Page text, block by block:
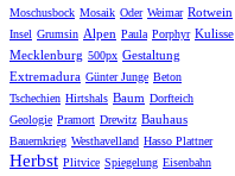
Moschusbock Mosaik Oder Weimar Rotwein
Insel Grumsin Alpen Paula Porphyr Kulisse
Mecklenburg 500px Gestaltung
Extremadura Günter Junge Beton
Tschechien Hirtshals Baum Dorfteich
Geologie Pramort Drewitz Bauhaus
Bauernkrieg Westhavelland Hasso Plattner
Herbst Plitvice Spiegelung Eisenbahn